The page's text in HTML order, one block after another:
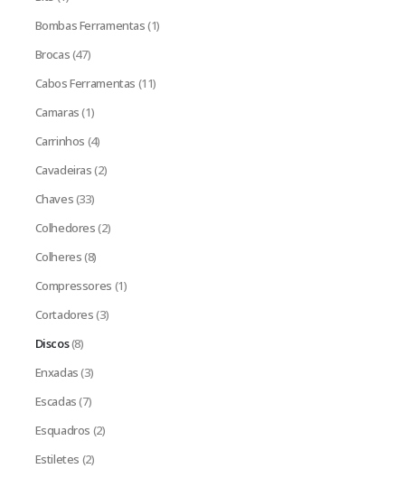
Bombas Ferramentas(1)
Brocas(47)
Cabos Ferramentas (11)
Camaras(1)
Carrinhos (4)
Cavadeiras(2)
Chaves(33)
Colhedores(2)
Colheres(8)
Compressores (1)
Cortadores(3)
Discos(8)
Enxadas(3)
Escadas(7)
Esquadros (2)
Estiletes (2)